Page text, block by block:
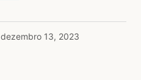
dezembro 13, 2023